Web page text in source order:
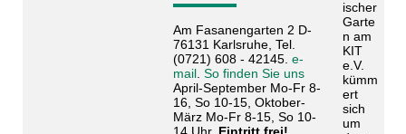
Am Fasanengarten 2 D-
76131 Karlsruhe, Tel.
(0721) 608 - 42145. e-
mail. So finden Sie uns
April-September Mo-Fr 8-
16, So 10-15, Oktober-
März Mo-Fr 8-15, So 10-
ischer
Garte
n am
KIT
e.V.
kümm
ert
sich
um